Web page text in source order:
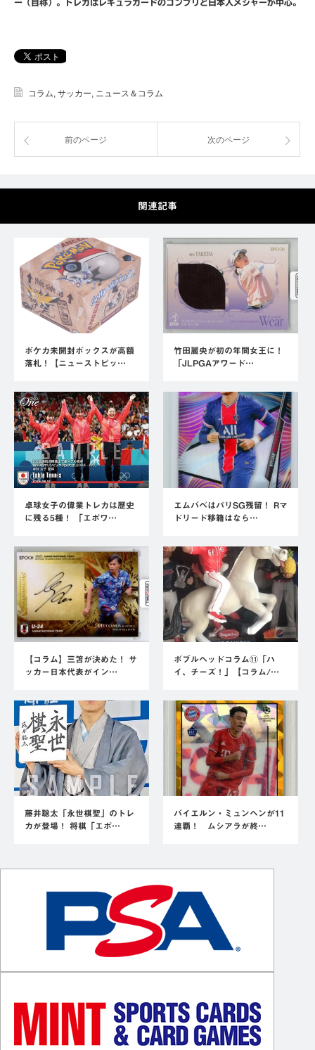
ー（自称）。トレカはレギュラカードのコンプリと日本人メジャーが中心。
コラム, サッカー, ニュース＆コラム
前のページ 次のページ
関連記事
ポケカ未開封ボックスが高額
落札！【ニューストピッ…
竹田麗央が初の年間女王に！
「JLPGAアワード…
卓球女子の偉業トレカは歴史
に残る5種！ 「エポワ…
エムバベはパリSG残留！ Rマ
ドリード移籍はなら…
【コラム】三笘が決めた！ サ
ッカー日本代表がイン…
ボブルヘッドコラム⑪「ハ
イ、チーズ！」【コラム/…
藤井聡太「永世棋聖」のトレ
カが登場！ 将棋「エポ…
バイエルン・ミュンヘンが11
連覇！ ムシアラが終…